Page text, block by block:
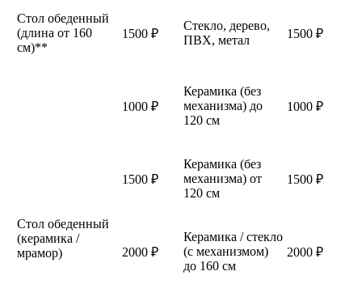
Стол обеденный
(длина от 160
см)**
1500 ₽
Стекло, дерево,
ПВХ, метал
1500 ₽
Стол обеденный
(керамика /
мрамор)
1000 ₽
Керамика (без
механизма) до
120 см
1000 ₽
1500 ₽
Керамика (без
механизма) от
120 см
1500 ₽
2000 ₽
Керамика / стекло
(с механизмом)
до 160 см
2000 ₽